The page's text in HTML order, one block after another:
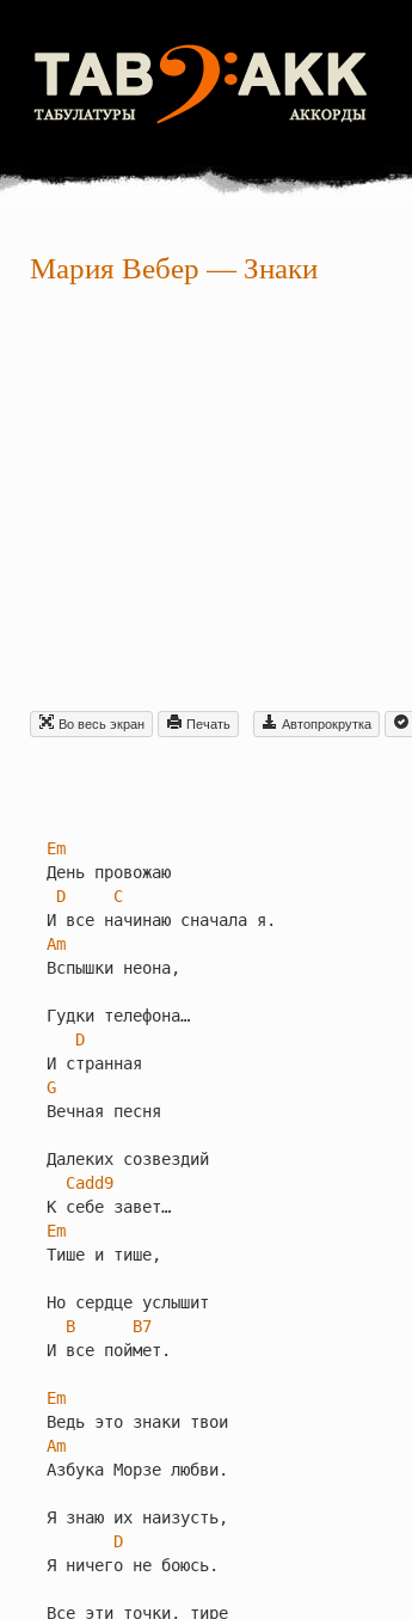
Мария Вебер —Знаки
Во весь экран Печать Автопрокрутка
Em
День провожаю
D
C
Am
Вспышки неона,
Гудки телефона…
D
G
Вечная песня
Далеких созвездий
Cadd9
Em
Тише и тише,
Но сердце услышит
B
B7
И все поймет.
Em
Am
Азбука Морзе любви.
Я знаю их наизусть,
D
Я ничего не боюсь.